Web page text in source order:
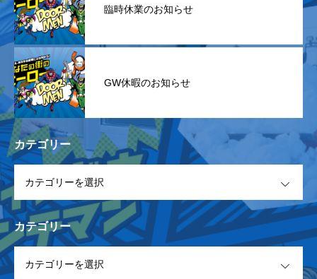
臨時休業のお知らせ
GW休暇のお知らせ
カテゴリー
カテゴリー